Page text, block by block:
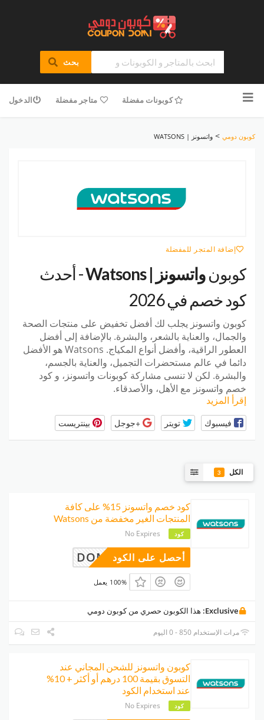
بحث
للمحتوى
كوبونات مفضلة متاجر مفضلة الدخول
كوبون دومي > واتسونز | WATSONS
إضافة المتجر للمفضلة
كوبونواتسونز | Watsons
- أحدث
كود خصم في 2026
كوبون واتسونز يجلب لك أفضل تخفيض على منتجات الصحة
والجمال، والعناية بالشعر، والبشرة. بالإضافة إلى أفضل
العطور الراقية، وأفضل أنواع المكياج. Watsons هو الأفضل
دائما في عالم مستحضرات التجميل، والعناية بالجسم،
والبشرة. لكن لا تنسى مشاركة كوبونات واتسونز، و كود
خصم واتسونز مع الأهل، والأصدقاء.
إقرأ المزيد
فيسبوك تويتر +جوجل بينتريست
الكل 3
كود خصم واتسونز 15% على كافة
المنتجات الغير مخفضة من Watsons
كود No Expires
DOMI أحصل على الكود
100% يعمل
Exclusive: هذا الكوبون حصري من كوبون دومي
مرات الإستخدام 850 - 0 اليوم
كوبون واتسونز للشحن المجاني عند
التسوق بقيمة 100 درهم أو أكثر + 10%
عند استخدام الكود
كود No Expires